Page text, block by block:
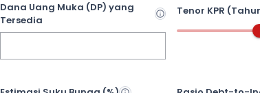
Dana Uang Muka (DP) yang
Tersedia
Tenor KPR